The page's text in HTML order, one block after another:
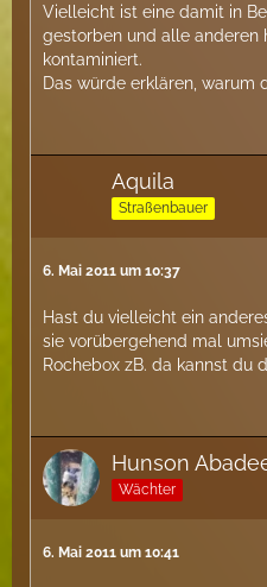
Vielleicht ist eine damit in
gestorben und alle anderen
kontaminiert.
Das würde erklären, warum
Aquila
Straßenbauer
6. Mai 2011 um 10:37
Hast du vielleicht ein
sie vorübergehend mal
Rochebox zB. da kannst du
Hunson
Wächter
6. Mai 2011 um 10:41